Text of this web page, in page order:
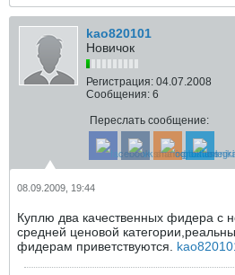
kao820101
Новичок
Регистрация: 04.07.2008
Сообщения: 6
Переслать сообщение:
08.09.2009, 19:44
Куплю два качественных фидера с
средней ценовой
фидерам приветствуются.